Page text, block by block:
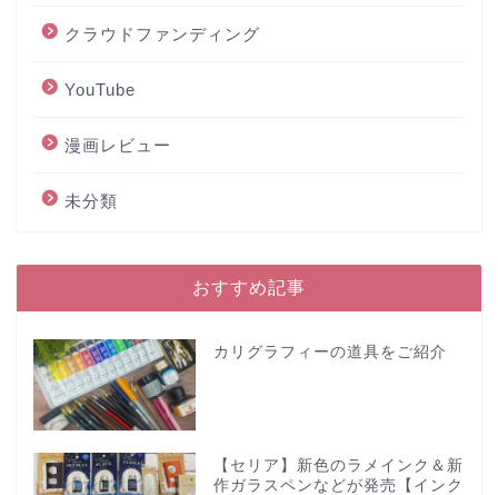
クラウドファンディング
YouTube
漫画レビュー
未分類
おすすめ記事
カリグラフィーの道具をご紹介
【セリア】新色のラメインク＆新
作ガラスペンなどが発売【インク